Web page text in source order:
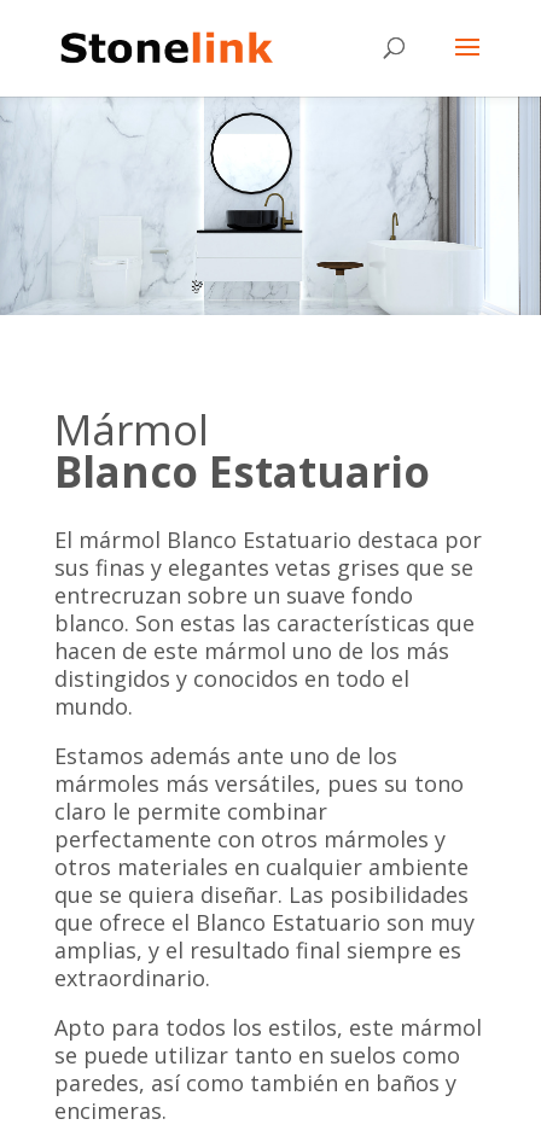
Mármol
Blanco Estatuario
El mármol Blanco Estatuario destaca por
sus finas y elegantes vetas grises que se
entrecruzan sobre un suave fondo
blanco. Son estas las características que
hacen de este mármol uno de los más
distingidos y conocidos en todo el
mundo.
Estamos además ante uno de los
mármoles más versátiles, pues su tono
claro le permite combinar
perfectamente con otros mármoles y
otros materiales en cualquier ambiente
que se quiera diseñar. Las posibilidades
que ofrece el Blanco Estatuario son muy
amplias, y el resultado final siempre es
extraordinario.
Apto para todos los estilos, este mármol
se puede utilizar tanto en suelos como
paredes, así como también en baños y
encimeras.